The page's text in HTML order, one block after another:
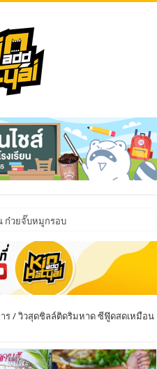
ก๋วยจั๊บหมูกรอบ
คอนเทนเนอร์)
ร / วิวสุดชิลล์ติดริมหาด ซีฟู๊ดสดเหมือน